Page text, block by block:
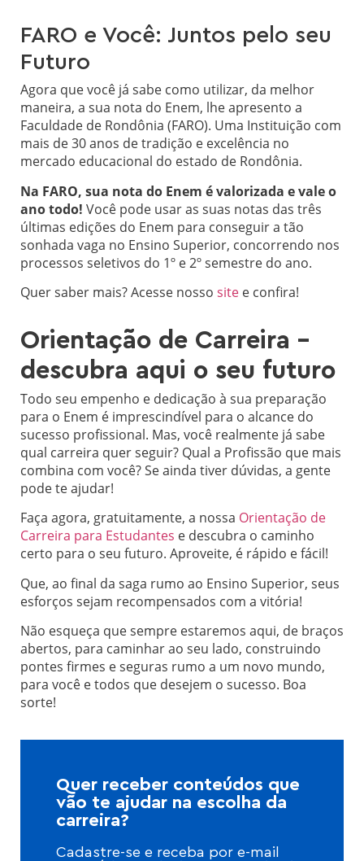
FARO e Você: Juntos pelo seu
Futuro
Agora que você já sabe como utilizar, da melhor
maneira, a sua nota do Enem, lhe apresento a
Faculdade de Rondônia (FARO). Uma Instituição com
mais de 30 anos de tradição e excelência no
mercado educacional do estado de Rondônia.
Na FARO, sua nota do Enem é valorizada e vale o
ano todo! Você pode usar as suas notas das três
últimas edições do Enem para conseguir a tão
sonhada vaga no Ensino Superior, concorrendo nos
processos seletivos do 1º e 2º semestre do ano.
Quer saber mais? Acesse nosso site e confira!
Orientação de Carreira –
descubra aqui o seu futuro
Todo seu empenho e dedicação à sua preparação
para o Enem é imprescindível para o alcance do
sucesso profissional. Mas, você realmente já sabe
qual carreira quer seguir? Qual a Profissão que mais
combina com você? Se ainda tiver dúvidas, a gente
pode te ajudar!
Faça agora, gratuitamente, a nossa Orientação de
Carreira para Estudantes e descubra o caminho
certo para o seu futuro. Aproveite, é rápido e fácil!
Que, ao final da saga rumo ao Ensino Superior, seus
esforços sejam recompensados com a vitória!
Não esqueça que sempre estaremos aqui, de braços
abertos, para caminhar ao seu lado, construindo
pontes firmes e seguras rumo a um novo mundo,
para você e todos que desejem o sucesso. Boa
sorte!
Quer receber conteúdos que
vão te ajudar na escolha da
carreira?
Cadastre-se e receba por e-mail